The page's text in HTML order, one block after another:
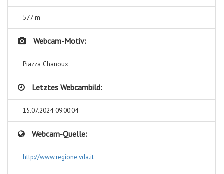
577 m
Webcam-Motiv:
Piazza Chanoux
Letztes Webcambild:
15.07.2024 09:00:04
Webcam-Quelle:
http://www.regione.vda.it